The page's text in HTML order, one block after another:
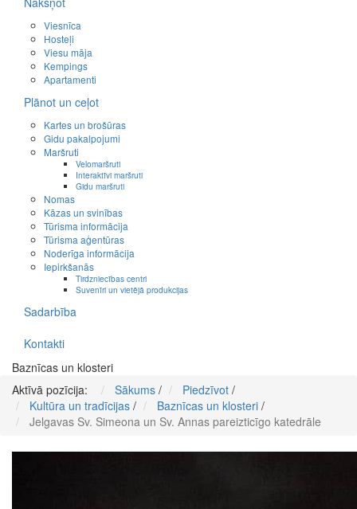
Viesnīca
Hosteļi
Viesu māja
Kempings
Apartamenti
Plānot un ceļot
Kartes un brošūras
Gidu pakalpojumi
Maršruti
Velomaršruti
Interaktīvi maršruti
Gidu maršruti
Nomas
Kāzas un svinības
Tūrisma informācija
Tūrisma aģentūras
Noderīga informācija
Iepirkšanās
Tirdzniecības centri
Suvenīri un vietējā produkcijas
Sadarbība
Kontakti
Baznīcas un klosteri
Aktīvā pozīcija:
Sākums / Piedzīvot /
Kultūra un tradīcijas / Baznīcas un klosteri /
Jelgavas Sv. Simeona un Sv. Annas pareizticīgo katedrāle